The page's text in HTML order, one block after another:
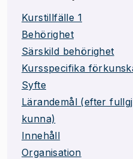
Kurstillfälle 1
Behörighet
Särskild behörighet
Kursspecifika
Syfte
Lärandemål (efter
kunna)
Innehåll
Organisation